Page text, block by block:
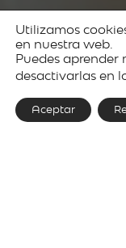
ProductosDecorative
lighting
Utilizamos
en nuestra web.
Puedes aprender
desactivarlas en
Aceptar